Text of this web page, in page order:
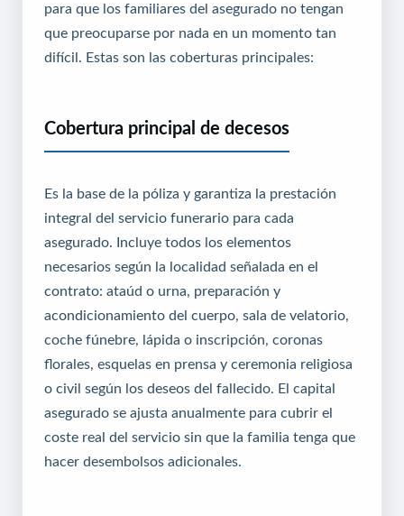
para que los familiares del asegurado no tengan
que preocuparse por nada en un momento tan
difícil. Estas son las coberturas principales:
Cobertura principal de decesos
Es la base de la póliza y garantiza la prestación
integral del servicio funerario para cada
asegurado. Incluye todos los elementos
necesarios según la localidad señalada en el
contrato: ataúd o urna, preparación y
acondicionamiento del cuerpo, sala de velatorio,
coche fúnebre, lápida o inscripción, coronas
florales, esquelas en prensa y ceremonia religiosa
o civil según los deseos del fallecido. El capital
asegurado se ajusta anualmente para cubrir el
coste real del servicio sin que la familia tenga que
hacer desembolsos adicionales.